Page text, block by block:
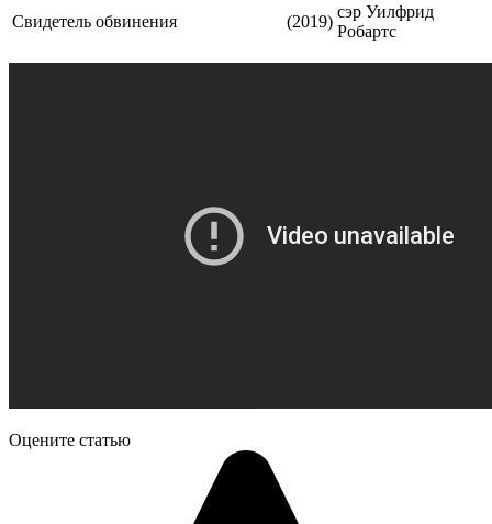
Свидетель обвинения
(2019)
сэр Уилфрид
Робартс
Оцените статью